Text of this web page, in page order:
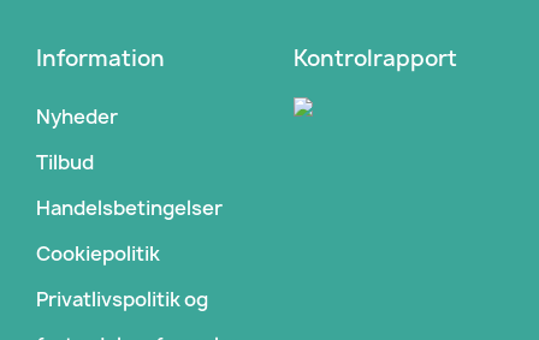
Information
Nyheder
Tilbud
Handelsbetingelser
Cookiepolitik
Privatlivspolitik og
Kontrolrapport